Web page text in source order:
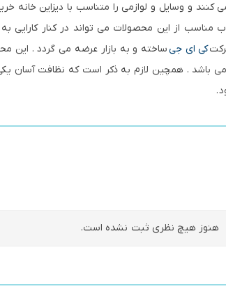
و وسایل و لوازمی را متناسب با دیزاین خانه
از این محصولات می تواند در کنار کارایی
کی ای جیساخته و به بازار عرضه می گردد . این
. همچین لازم به ذکر است که نظافت آسان
.
هنوز هیچ نظری ثبت نشده است.